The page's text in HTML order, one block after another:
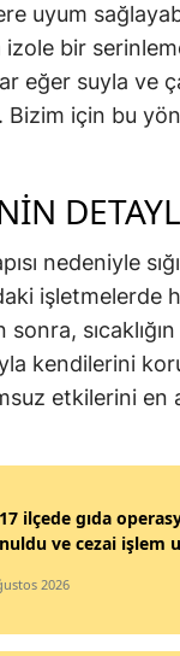
uyum
izole bir
eğer suyla ve
Bizim için bu
nedeniyle
işletmelerde
kendilerini
etkilerini en
ilçede gıda
ve cezai işlem
2026